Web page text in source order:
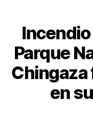
Parque
en